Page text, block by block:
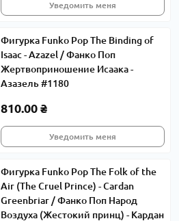
Уведомить меня
Фигурка Funko Pop The Binding of
Isaac - Azazel / Фанко Поп
Жертвоприношение Исаака -
Азазель #1180
810.00 ₴
Уведомить меня
Фигурка Funko Pop The Folk of the
Air (The Cruel Prince) - Cardan
Greenbriar / Фанко Поп Народ
Воздуха (Жестокий принц) - Кардан